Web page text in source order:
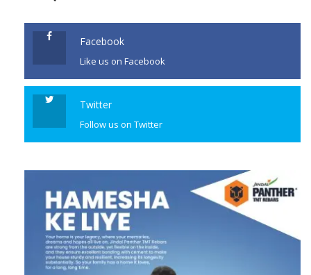
ସମଗ୍ର ରାଜ୍ୟରେ ଗଭୀର ଶୋକ
ପ୍ରକାଶ ପାଇଛି । ବିଶେଷ କରି ରାଜ୍ୟର
CONTINUE READING
Facebook
Like us on Facebook
Twitter
Follow us on Twitter